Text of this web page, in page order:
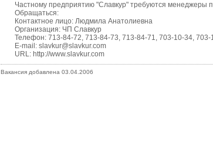
Частному предприятию "Славкур" требуются менеджеры
Обращаться:
Контактное лицо: Людмила Анатолиевна
Организация: ЧП Славкур
Телефон: 713-84-72, 713-84-73, 713-84-71, 703-10-34, 703-
E-mail: slavkur@slavkur.com
URL: http://www.slavkur.com
Вакансия добавлена 03.04.2006